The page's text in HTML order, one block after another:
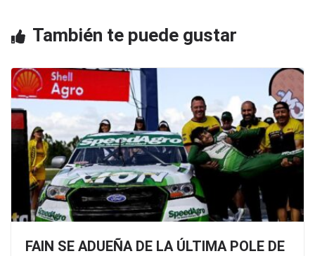
También te puede gustar
FAIN SE ADUEÑA DE LA ÚLTIMA POLE DE